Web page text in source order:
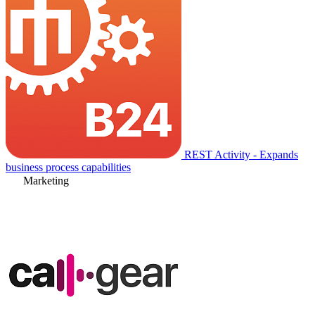
REST Activity - Expands
business process capabilities
Marketing